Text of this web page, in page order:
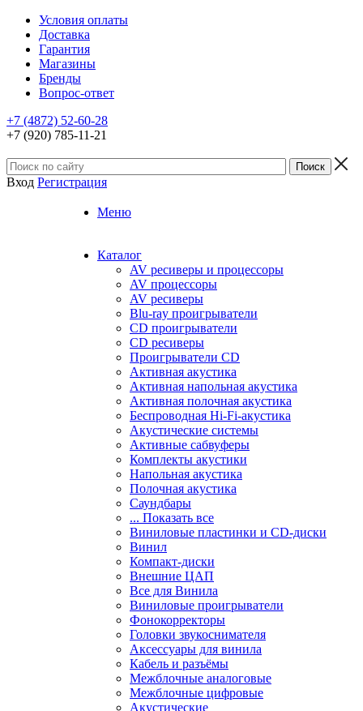
Условия оплаты
Доставка
Гарантия
Магазины
Бренды
Вопрос-ответ
+7 (4872) 52-60-28
+7 (920) 785-11-21
Вход Регистрация
Меню
Каталог
AV ресиверы и процессоры
AV процессоры
AV ресиверы
Blu-ray проигрыватели
CD проигрыватели
CD ресиверы
Проигрыватели CD
Активная акустика
Активная напольная акустика
Активная полочная акустика
Беспроводная Hi-Fi-акустика
Акустические системы
Активные сабвуферы
Комплекты акустики
Напольная акустика
Полочная акустика
Саундбары
... Показать все
Виниловые пластинки и CD-диски
Винил
Компакт-диски
Внешние ЦАП
Все для Винила
Виниловые проигрыватели
Фонокорректоры
Головки звукоснимателя
Аксессуары для винила
Кабель и разъёмы
Межблочные аналоговые
Межблочные цифровые
Акустические